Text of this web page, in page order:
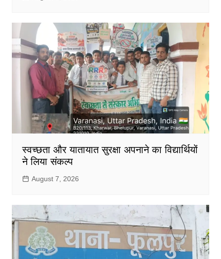
स्वच्छता और यातायात सुरक्षा अपनाने का विद्यार्थियों
ने लिया संकल्प
August 7, 2026